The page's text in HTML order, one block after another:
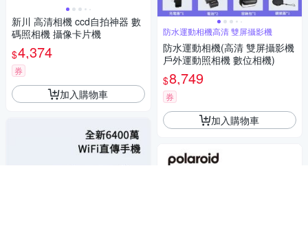
新川 高清相機 ccd自拍神器 數
碼照相機 攝像卡片機
$4,374
券
加入購物車
防水運動相機高清 雙屏攝影機
防水運動相機(高清 雙屏攝影機
戶外運動照相機 數位相機)
$8,749
券
加入購物車